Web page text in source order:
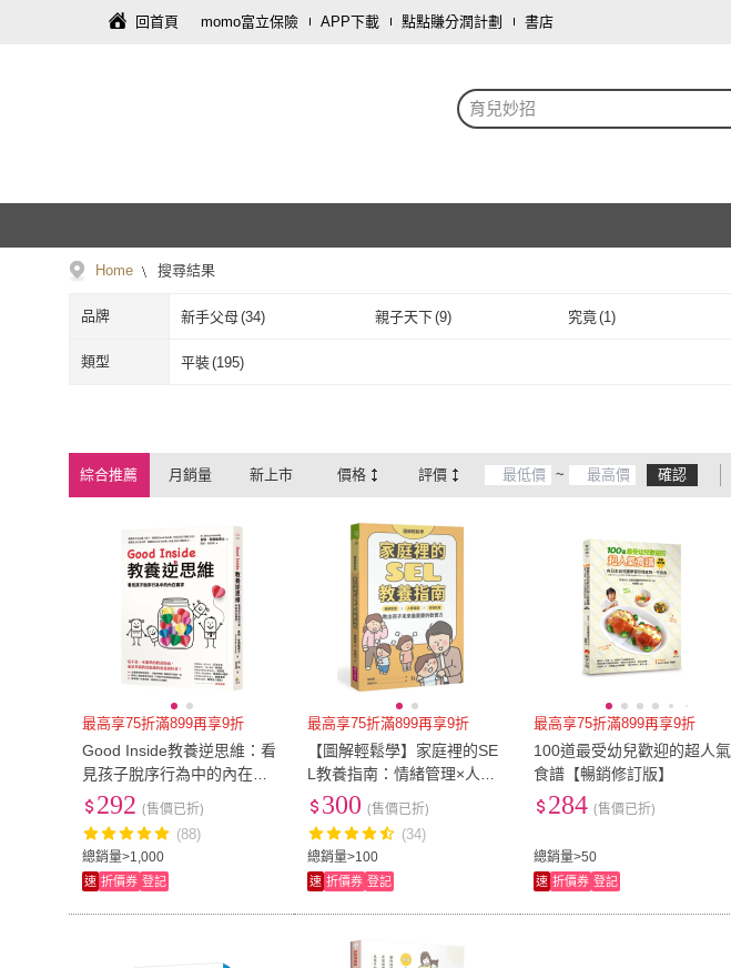
回首頁 momo富立保險 APP下載 點點賺分潤計劃 書店
育兒妙招
Home 搜尋結果
品牌 新手父母(34) 親子天下(9) 究竟(1)
創意市集(
橙實文化(2) 禾禾文化(1) 如何(5)
大塊(2) 大樂文化(1) 天下文化(1)
台灣東販 早安財經(1) 朱雀文化(1
新雨(1 瑞昇(1) 腳ㄚ文化(2)
三聯書店 布克文化(2) 朵琳 (1)
雅典(1) 電腦人(1)
新手父母
台灣廣廈(6) 采實文化(1) 出色文化(1)
橙實文化(2) 禾禾文化(1) 如何(5)
大塊 (2 大樂文化 天下文化
台灣東販 早安財經 朱雀文化 (1
新雨 (1 瑞昇(1) 腳ㄚ文化(2
三聯書店 布克文化 朵琳(1)
雅典(1 電腦人(1)
類型 平裝(195)
綜合推薦 月銷量 新上市 價格 評價 ~ 確認
最高享75折滿899再享9折
Good Inside教養逆思維：看
見孩子脫序行為中的內在需
求
總銷量>1,000
292 (售價已折)
(88)
速 折價券 登記
最高享75折滿899再享9折
【圖解輕鬆學】家庭裡的SE
L教養指南：情緒管理×人際
溝通×自我負責 教出孩子未
來最需要的軟實力
總銷量>100
300 (售價已折)
(34)
速 折價券 登記
最高享75折滿899再享9折
100道最受幼兒歡迎的超人氣
食譜【暢銷修訂版】
總銷量>50
284 (售價已折)
速 折價券 登記